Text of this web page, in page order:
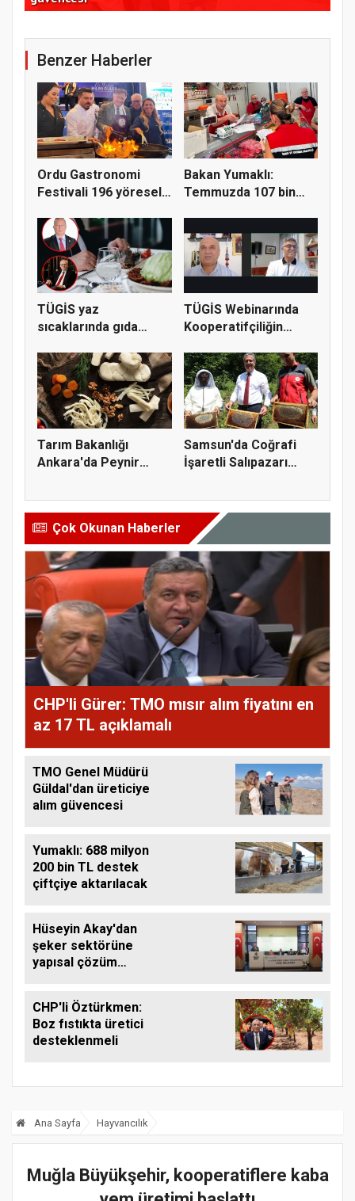
Benzer Haberler
Ordu Gastronomi
Festivali 196 yöresel
Bakan Yumaklı:
Temmuzda 107 bin
TÜGİS yaz
sıcaklarında gıda
TÜGİS Webinarında
Kooperatifçiliğin
Tarım Bakanlığı
Ankara'da Peynir
Samsun'da Coğrafi
İşaretli Salıpazarı
Çok Okunan Haberler
CHP'li Gürer: TMO mısır alım fiyatını en
az 17 TL açıklamalı
TMO Genel Müdürü
Güldal'dan üreticiye
alım güvencesi
Yumaklı: 688 milyon
200 bin TL destek
çiftçiye aktarılacak
Hüseyin Akay'dan
şeker sektörüne
yapısal çözüm
CHP'li Öztürkmen:
Boz fıstıkta üretici
desteklenmeli
Ana Sayfa Hayvancılık
Muğla Büyükşehir, kooperatiflere kaba